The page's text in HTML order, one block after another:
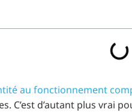
au fonctionnement
C’est d’autant plus vrai